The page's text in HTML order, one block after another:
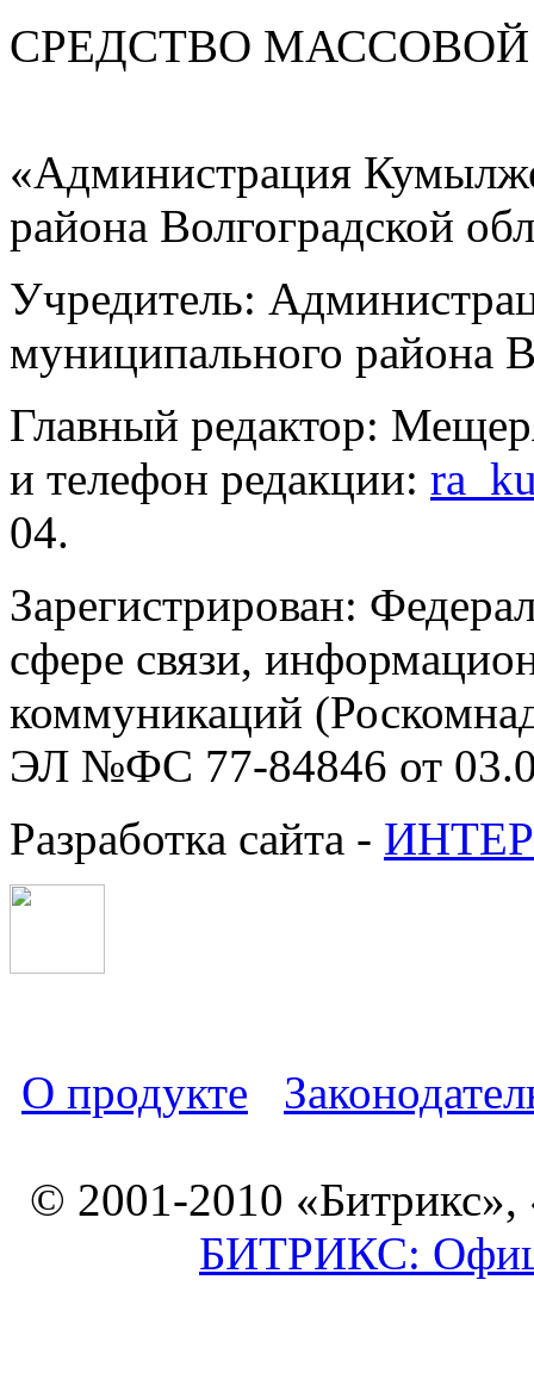
СРЕДСТВО
«Администрация
района Волгоградской
Учредитель:
муниципального района
Главный редактор:
и телефон редакции:
04.
Зарегистрирован:
сфере связи,
коммуникаций
ЭЛ №ФС 77-84846 от
Разработка сайта -
О продукте
© 2001-2010 «Битрикс»,
БИТРИКС: